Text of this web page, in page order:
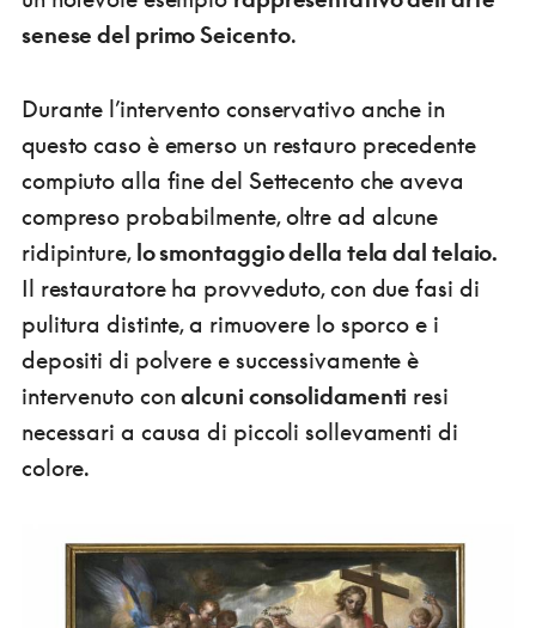
senese del primo Seicento.
Durante l’intervento conservativo anche in
questo caso è emerso un restauro precedente
compiuto alla fine del Settecento che aveva
compreso probabilmente, oltre ad alcune
ridipinture, lo smontaggio della tela dal telaio.
Il restauratore ha provveduto, con due fasi di
pulitura distinte, a rimuovere lo sporco e i
depositi di polvere e successivamente è
intervenuto conalcuni consolidamenti resi
necessari a causa di piccoli sollevamenti di
colore.